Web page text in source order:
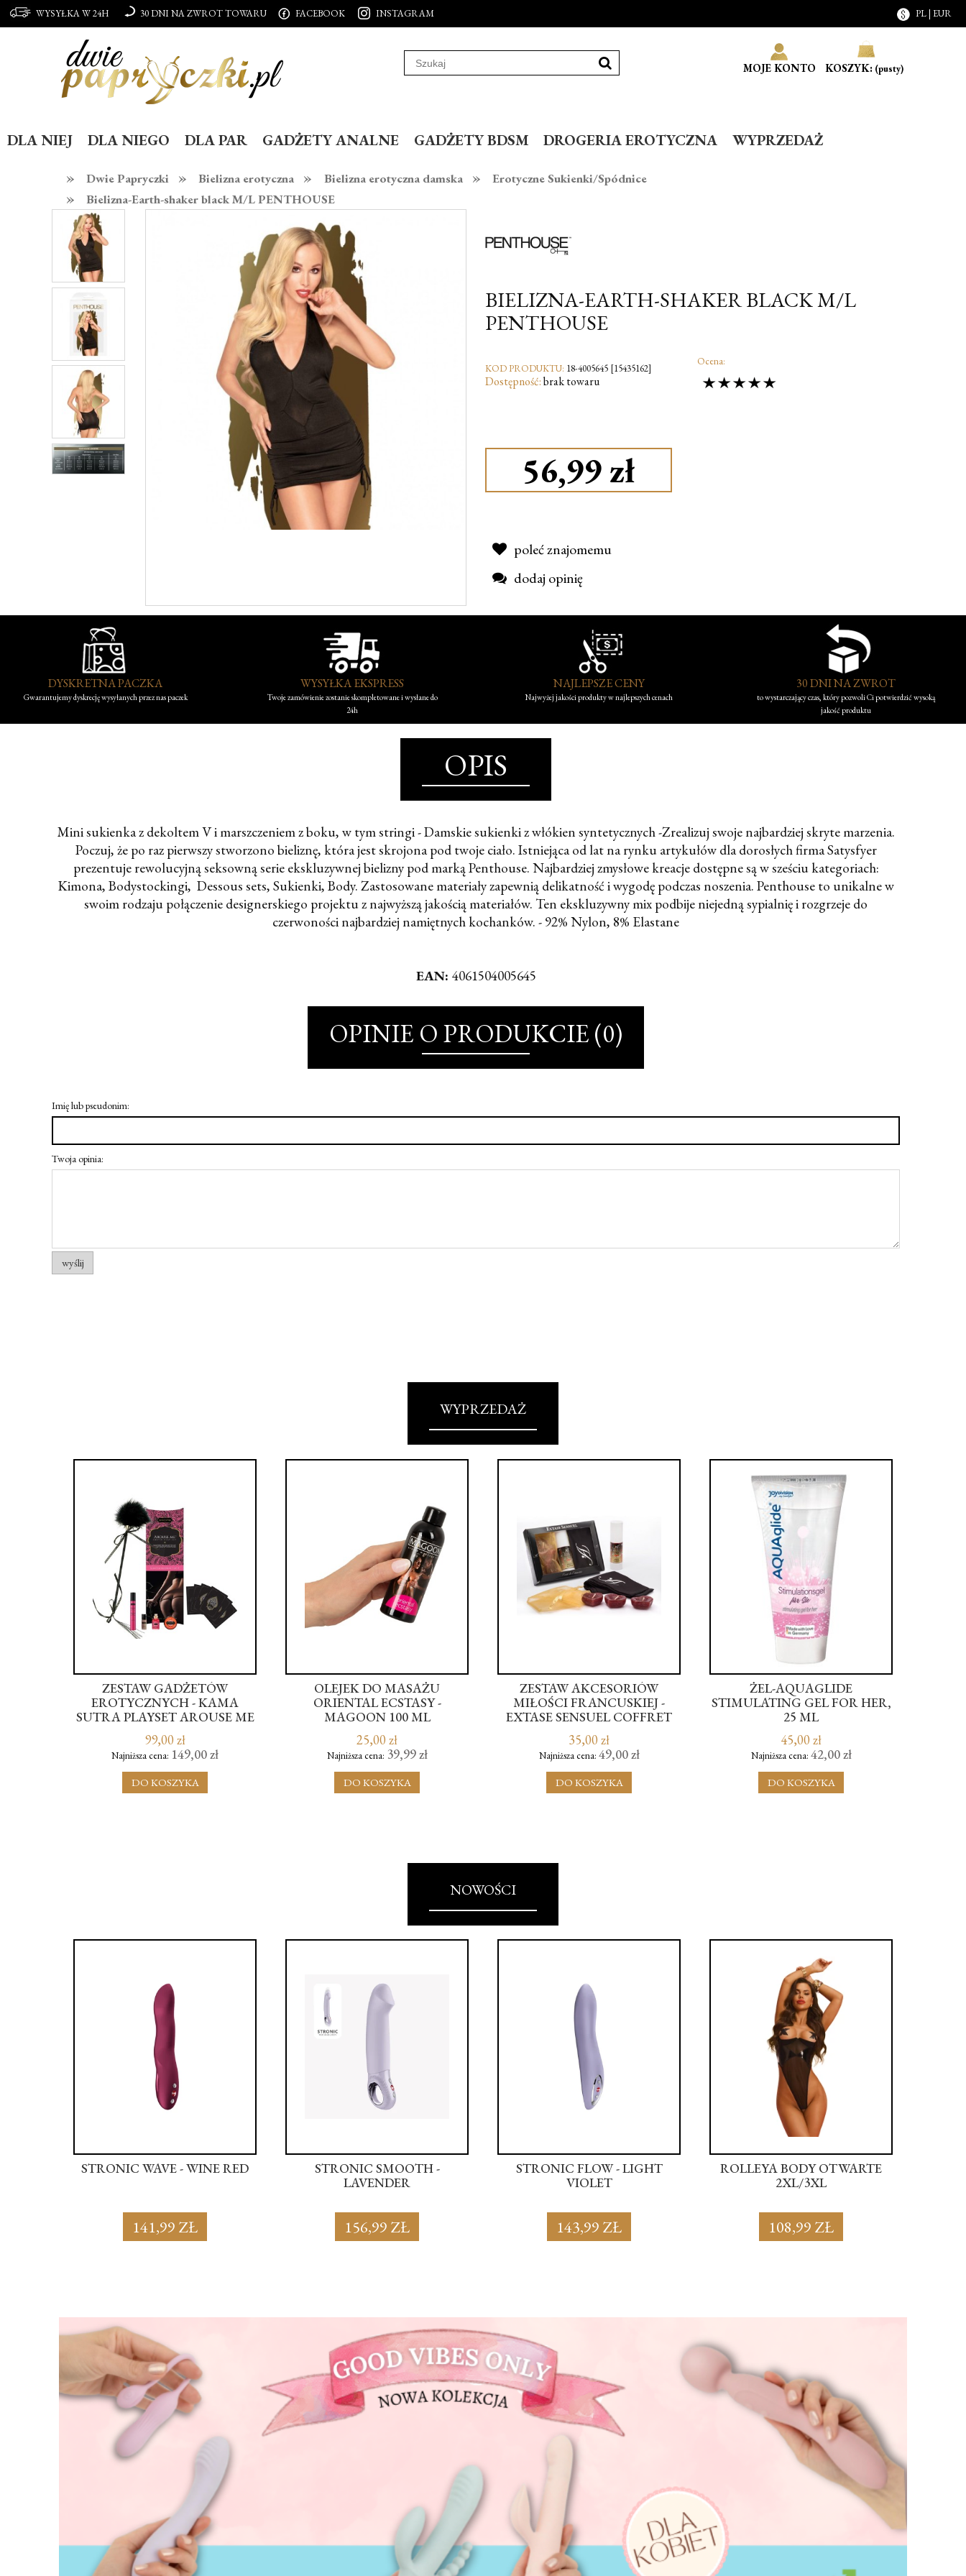
MOJE KONTO KOSZYK: (pusty)
DLA NIEJ DLA NIEGO DLA PAR GADŻETY ANALNE GADŻETY BDSM DROGERIA EROTYCZNA
WYPRZEDAŻ
»
Dwie Papryczki » Bielizna erotyczna » Bielizna erotyczna damska » Erotyczne Sukienki/Spódnice
» Bielizna-Earth-shaker black M/L PENTHOUSE
WYSYŁKA W 24H 30 DNI NA ZWROT TOWARU FACEBOOK INSTAGRAM PL | EUR
BIELIZNA-EARTH-SHAKER BLACK M/L
PENTHOUSE
KOD PRODUKTU: 18-4005645 [15435162]
Dostępność:brak towaru
Ocena:
56,99 zł
poleć znajomemu
dodaj opinię
DYSKRETNA PACZKA
Gwarantujemy dyskrecję wysyłanych przez nas paczek
WYSYŁKA EKSPRESS
Twoje zamówienie zostanie skompletowane i wysłane do
24h
NAJLEPSZE CENY
Najwyżej jakości produkty w najlepszych cenach
30 DNI NA ZWROT
to wystarczający czas, który pozwoli Ci potwierdzić wysoką
jakość produktu
OPIS
Mini sukienka z dekoltem V i marszczeniem z boku, w tym stringi - Damskie sukienki z włókien syntetycznych -Zrealizuj swoje najbardziej skryte marzenia.
Poczuj, że po raz pierwszy stworzono bieliznę, która jest skrojona pod twoje ciało. Istniejąca od lat na rynku artykułów dla dorosłych firma Satysfyer
prezentuje rewolucyjną seksowną serie ekskluzywnej bielizny pod marką Penthouse. Najbardziej zmysłowe kreacje dostępne są w sześciu kategoriach:
Kimona, Bodystockingi, Dessous sets, Sukienki, Body. Zastosowane materiały zapewnią delikatność i wygodę podczas noszenia. Penthouse to unikalne w
swoim rodzaju połączenie designerskiego projektu z najwyższą jakością materiałów. Ten ekskluzywny mix podbije niejedną sypialnię i rozgrzeje do
czerwoności najbardziej namiętnych kochanków. - 92% Nylon, 8% Elastane
EAN: 4061504005645
OPINIE O PRODUKCIE (0)
Imię lub pseudonim:
Twoja opinia:
wyślij
WYPRZEDAŻ
ZESTAW GADŻETÓW
EROTYCZNYCH - KAMA
SUTRA PLAYSET AROUSE ME
99,00 zł
Najniższa cena: 149,00 zł
DO KOSZYKA
OLEJEK DO MASAŻU
ORIENTAL ECSTASY -
MAGOON 100 ML
25,00 zł
Najniższa cena: 39,99 zł
DO KOSZYKA
ZESTAW AKCESORIÓW
MIŁOŚCI FRANCUSKIEJ -
EXTASE SENSUEL COFFRET
35,00 zł
Najniższa cena: 49,00 zł
DO KOSZYKA
ŻEL-AQUAGLIDE
STIMULATING GEL FOR HER,
25 ML
45,00 zł
Najniższa cena: 42,00 zł
DO KOSZYKA
NOWOŚCI
STRONIC WAVE - WINE RED
141,99 ZŁ
STRONIC SMOOTH -
LAVENDER
156,99 ZŁ
STRONIC FLOW - LIGHT
VIOLET
143,99 ZŁ
ROLLEYA BODY OTWARTE
2XL/3XL
108,99 ZŁ